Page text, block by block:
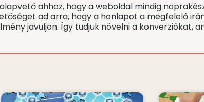
ahhoz, hogy a weboldal mindig
ad arra, hogy a honlapot a megfelelő
javuljon. Így tudjuk növelni a konverziókat,